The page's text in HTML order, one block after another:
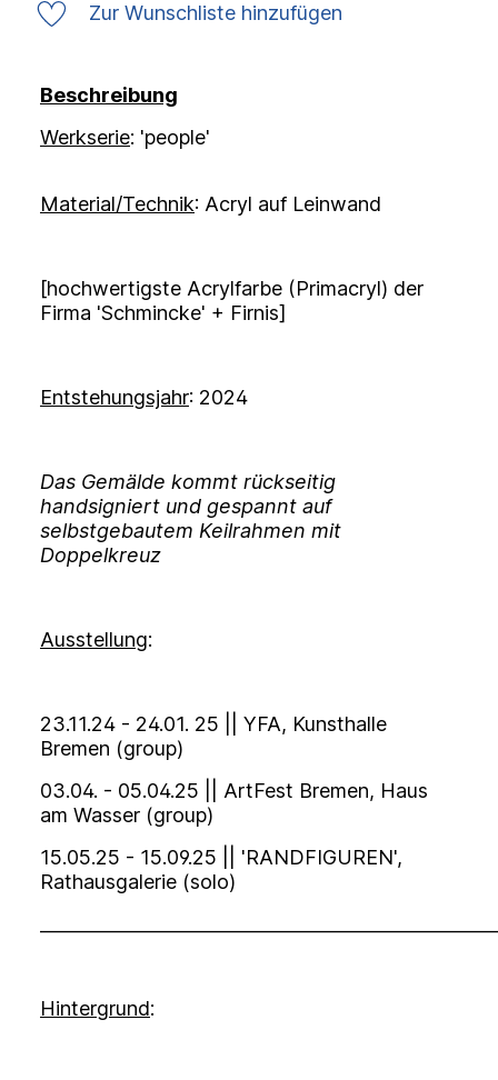
Zur Wunschliste hinzufügen
Beschreibung
Werkserie: 'people'
Material/Technik: Acryl auf Leinwand
[hochwertigste Acrylfarbe (Primacryl) der
Firma 'Schmincke' + Firnis]
Entstehungsjahr: 2024
Das Gemälde kommt rückseitig
handsigniert und gespannt auf
selbstgebautem Keilrahmen mit
Doppelkreuz
Ausstellung:
23.11.24 - 24.01. 25 || YFA, Kunsthalle
Bremen (group)
03.04. - 05.04.25 || ArtFest Bremen, Haus
am Wasser (group)
15.05.25 - 15.09.25 || 'RANDFIGUREN',
Rathausgalerie (solo)
Hintergrund: